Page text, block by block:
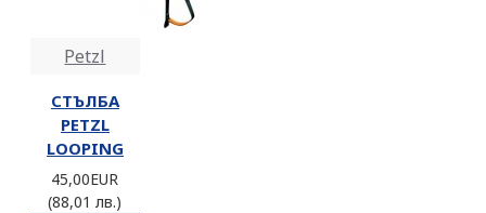
Petzl
СТЪЛБА
PETZL
LOOPING
45,00EUR
(88,01 лв.)